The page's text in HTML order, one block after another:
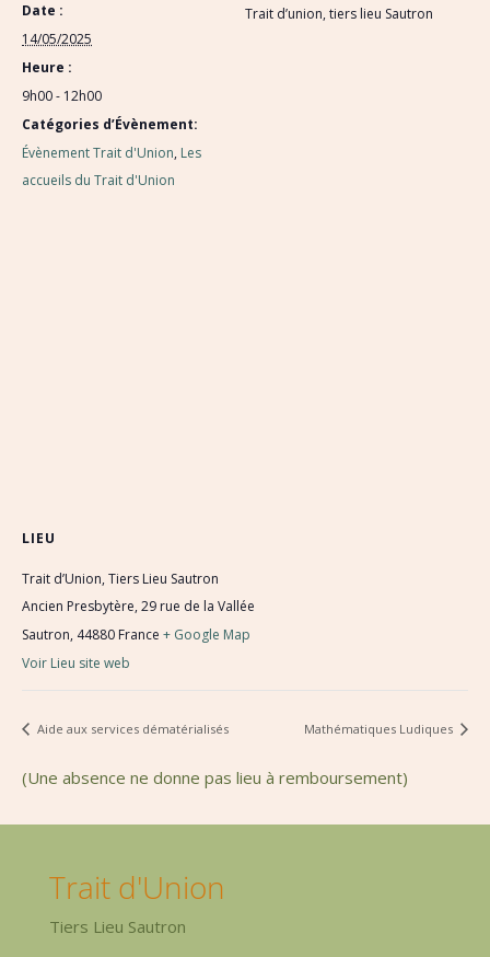
Date :
14/05/2025
Heure :
9h00 - 12h00
Catégories d’Évènement:
Évènement Trait d'Union, Les
accueils du Trait d'Union
Trait d’union, tiers lieu Sautron
LIEU
Trait d’Union, Tiers Lieu Sautron
Ancien Presbytère, 29 rue de la Vallée
Sautron, 44880 France + Google Map
Voir Lieu site web
Aide aux services dématérialisés Mathématiques Ludiques
(Une absence ne donne pas lieu à remboursement)
Trait d'Union
Tiers Lieu Sautron